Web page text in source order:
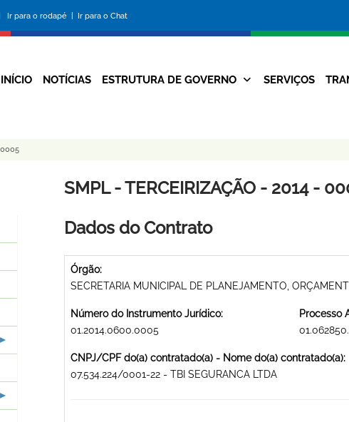
Ir para o rodapé | Ir para o Chat
da
Prefeitura
Navegação
INÍCIO NOTÍCIAS ESTRUTURA DE GOVERNO SERVIÇOS
0005
SMPL - TERCEIRIZAÇÃO - 2014 -
Dados do Contrato
Órgão:
SECRETARIA MUNICIPAL DE PLANEJAMENTO,
Número do Instrumento Jurídico:
01.2014.0600.0005
Processo
CNPJ/CPF do(a) contratado(a) - Nome do(a) contratado(a):
07.534.224/0001-22 - TBI SEGURANCA LTDA